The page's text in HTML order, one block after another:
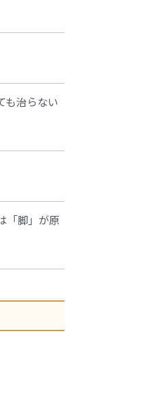
も治らない
「脚」が原